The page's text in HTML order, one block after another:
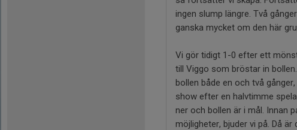
ingen slump längre. Två
ganska mycket om den här
Vi gör tidigt 1-0 efter ett
till Viggo som bröstar in
bollen både en och två
show efter en halvtimme
ner och bollen är i mål. Innan
möjligheter, bjuder vi på. Då